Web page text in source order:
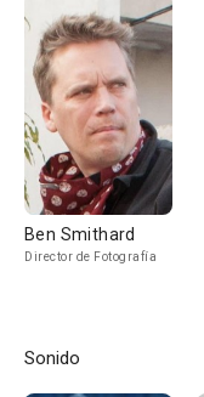
Ben Smithard
Director de Fotografía
Sonido